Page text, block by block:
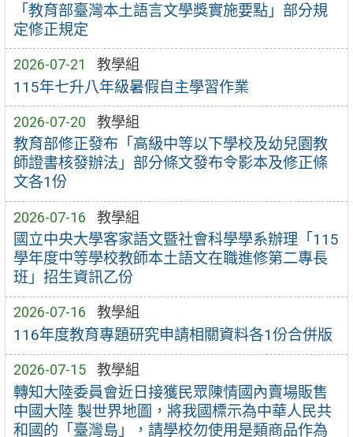
「教育部臺灣本土語言文學獎實施要點」部分規
定修正規定
2026-07-21 教學組
115年七升八年級暑假自主學習作業
2026-07-20 教學組
教育部修正發布「高級中等以下學校及幼兒園教
師證書核發辦法」部分條文發布令影本及修正條
文各1份
2026-07-16 教學組
國立中央大學客家語文暨社會科學學系辦理「115
學年度中等學校教師本土語文在職進修第二專長
班」招生資訊乙份
2026-07-16 教學組
116年度教育專題研究申請相關資料各1份合併版
2026-07-15 教學組
轉知大陸委員會近日接獲民眾陳情國內賣場販售
中國大陸 製世界地圖，將我國標示為中華人民共
和國的「臺灣島」，請學校勿使用是類商品作為